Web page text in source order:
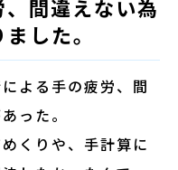
間違えない為
した。
よる手の疲労、間
った。
くりや、手計算に